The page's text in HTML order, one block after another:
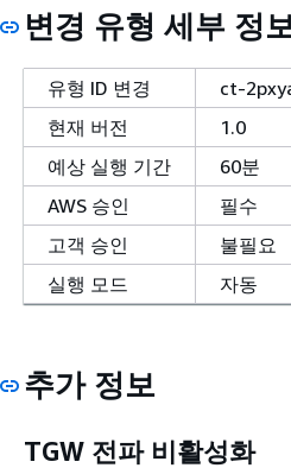
변경 유형 세부 정
유형 ID 변경
ct-
현재 버전
1.0
예상 실행 기간
60분
AWS 승인
필수
고객 승인
불필요
실행 모드
자동
추가 정보
TGW 전파 비활성화